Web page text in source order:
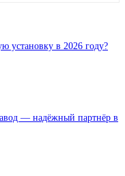
установку в 2026 году?
— надёжный партнёр в